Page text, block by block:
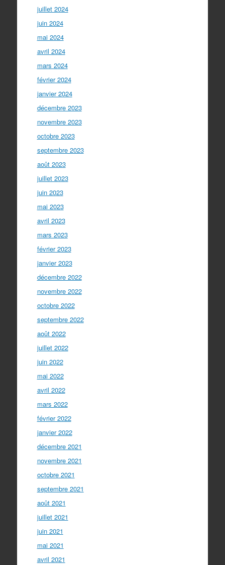
juillet 2024
juin 2024
mai 2024
avril 2024
mars 2024
février 2024
janvier 2024
décembre 2023
novembre 2023
octobre 2023
septembre 2023
août 2023
juillet 2023
juin 2023
mai 2023
avril 2023
mars 2023
février 2023
janvier 2023
décembre 2022
novembre 2022
octobre 2022
septembre 2022
août 2022
juillet 2022
juin 2022
mai 2022
avril 2022
mars 2022
février 2022
janvier 2022
décembre 2021
novembre 2021
octobre 2021
septembre 2021
août 2021
juillet 2021
juin 2021
mai 2021
avril 2021